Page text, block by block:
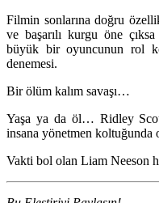
Filmin sonlarına doğru
ve başarılı kurgu öne
büyük bir oyuncunun rol
denemesi.
Bir ölüm kalım savaşı…
Yaşa ya da öl… Ridley Scott
insana yönetmen
Vakti bol olan Liam Neeson